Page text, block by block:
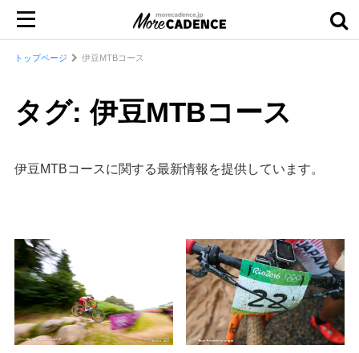
トップページ 伊豆MTBコース
タグ: 伊豆MTBコース
伊豆MTBコースに関する最新情報を提供しています。